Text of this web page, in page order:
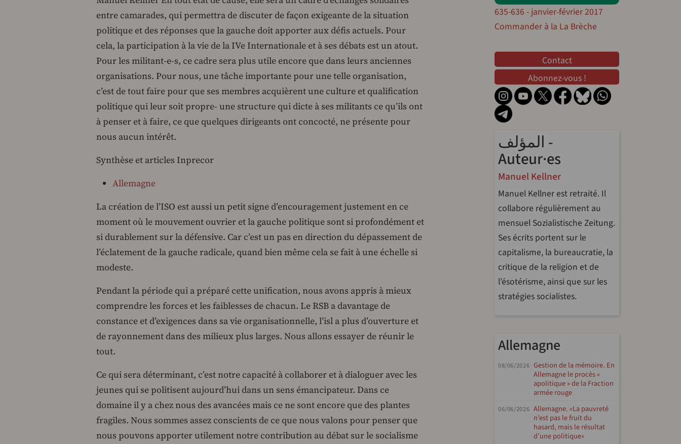
entre camarades, qui permettra de discuter de façon exigeante de la situation
politique et des réponses que la gauche doit apporter aux défis actuels. Pour
cela, la participation à la vie de la IVe Internationale et à ses débats est un atout.
Pour les militant-e-s, ce cadre sera plus utile encore que dans leurs anciennes
organisations. Pour nous, une tâche importante pour une telle organisation,
c’est de tout faire pour que ses membres acquièrent une culture et qualification
politique qui leur soit propre- une structure qui dicte à ses militants ce qu’ils ont
à penser et à faire, ce que quelques dirigeants ont concocté, ne présente pour
nous aucun intérêt.
Synthèse et articles Inprecor
Allemagne
La création de l’ISO est aussi un petit signe d’encouragement justement en ce
moment où le mouvement ouvrier et la gauche politique sont si profondément et
si durablement sur la défensive. Car c’est un pas en direction du dépassement de
l’éclatement de la gauche radicale, quand bien même cela se fait à une échelle si
modeste.
Pendant la période qui a préparé cette unification, nous avons appris à mieux
comprendre les forces et les faiblesses de chacun. Le RSB a davantage de
constance et d’exigences dans sa vie organisationnelle, l’isl a plus d’ouverture et
de rayonnement dans des milieux plus larges. Nous allons essayer de réunir le
tout.
Ce qui sera déterminant, c’est notre capacité à collaborer et à dialoguer avec les
jeunes qui se politisent aujourd’hui dans un sens émancipateur. Dans ce
domaine il y a chez nous des avancées mais ce ne sont encore que des plantes
fragiles. Nous sommes assez conscients de ce que nous valons pour penser que
nous pouvons apporter utilement notre contribution au débat sur le socialisme
635-636 - janvier-février 2017
Commander à la La Brèche
Contact
Abonnez-vous !
المؤلف -
Auteur·es
Manuel Kellner
Manuel Kellner est retraité. Il
collabore régulièrement au
mensuel Sozialistische Zeitung.
Ses écrits portent sur le
capitalisme, la bureaucratie, la
critique de la religion et de
l’ésotérisme, ainsi que sur les
stratégies socialistes.
Allemagne
08/06/2026 Gestion de la mémoire. En
Allemagne le procès «
apolitique » de la Fraction
armée rouge
06/06/2026 Allemagne. «La pauvreté
n’est pas le fruit du
hasard, mais le résultat
d’une politique»